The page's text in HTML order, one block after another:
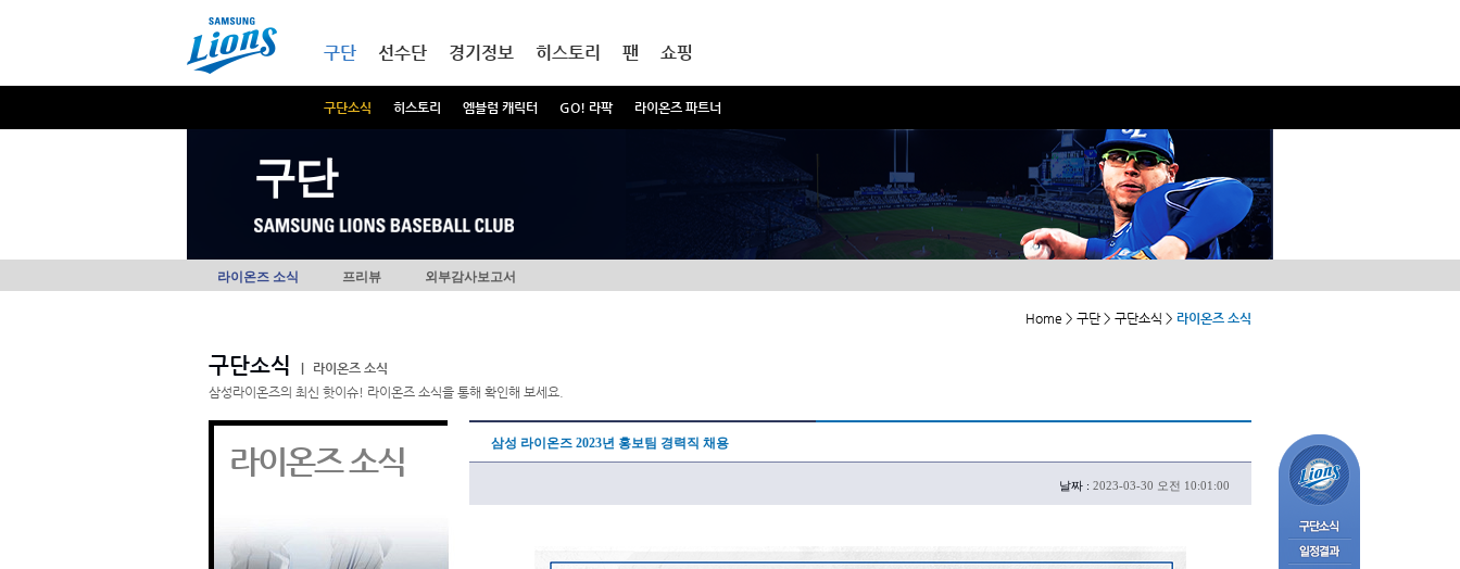
구단
구단소식 히스토리 엠블럼 캐릭터 GO! 라팍 라이온즈 파트너
선수단 경기정보 히스토리 팬 쇼핑
구단
라이온즈 소식 프리뷰 외부감사보고서
Home > 구단 > 구단소식 > 라이온즈 소식
구단소식
라이온즈 소식
삼성라이온즈의 최신 핫이슈! 라이온즈 소식을 통해 확인해 보세요.
라이온즈 소식 삼성 라이온즈 2023년 홍보팀 경력직 채용
날짜 : 2023-03-30 오전 10:01:00